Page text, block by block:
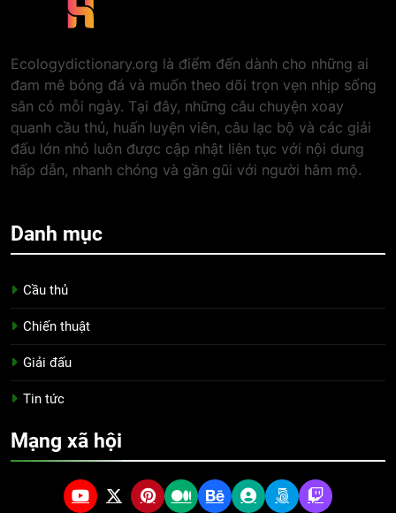
Ecologydictionary.org là điểm đến dành cho những ai
đam mê bóng đá và muốn theo dõi trọn vẹn nhịp sống
sân cỏ mỗi ngày. Tại đây, những câu chuyện xoay
quanh cầu thủ, huấn luyện viên, câu lạc bộ và các giải
đấu lớn nhỏ luôn được cập nhật liên tục với nội dung
hấp dẫn, nhanh chóng và gần gũi với người hâm mộ.
Danh mục
Cầu thủ
Chiến thuật
Giải đấu
Tin tức
Mạng xã hội